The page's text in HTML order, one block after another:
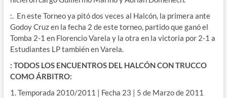
:. En este Torneo ya pitó dos veces al Halcón, la primera ante
Godoy Cruz en la fecha 2 de este torneo, partido que ganó el
Tomba 2-1 en Florencio Varela y la otra en la victoria por 2-1 a
Estudiantes LP también en Varela.
: TODOS LOS ENCUENTROS DEL HALCÓN CON TRUCCO
COMO ÁRBITRO:
1. Temporada 2010/2011 | Fecha 23 | 5 de Marzo de 2011